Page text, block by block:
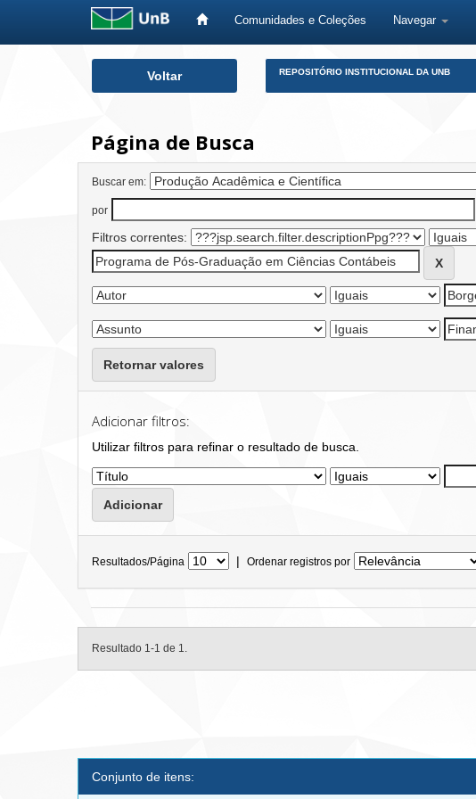
Comunidades e Coleções Navegar
Voltar REPOSITÓRIO INSTITUCIONAL DA UNB
Página de Busca
Buscar em:
por
Filtros correntes:
Retornar valores
Adicionar filtros:
Utilizar filtros para refinar o resultado de busca.
Resultados/Página | Ordenar registros por
Resultado 1-1 de 1.
Conjunto de itens: